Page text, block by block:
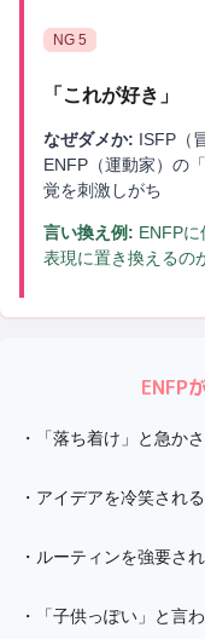
NG 5
「 これが好き 」
なぜダメか: ISFP（
ENFP（運動家）の
覚を刺激しがち
言い換え例: ENFP
表現に置き換えるの
ENFP
・ 「落ち着け」と急か
・ アイデアを冷笑され
・ ルーティンを強要さ
・ 「子供っぽい」と言